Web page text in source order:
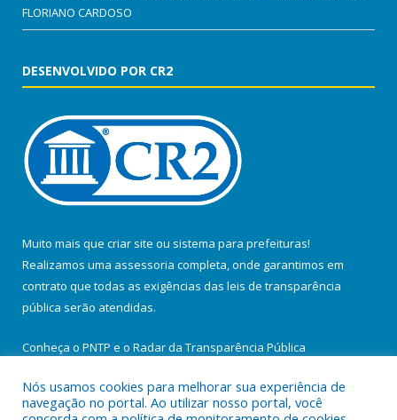
FLORIANO CARDOSO
DESENVOLVIDO POR CR2
Muito mais que criar site ou sistema para prefeituras!
Realizamos uma assessoria completa, onde garantimos em
contrato que todas as exigências das leis de transparência
pública serão atendidas.
Conheça o PNTP e o Radar da Transparência Pública
Nós usamos cookies para melhorar sua experiência de
navegação no portal. Ao utilizar nosso portal, você